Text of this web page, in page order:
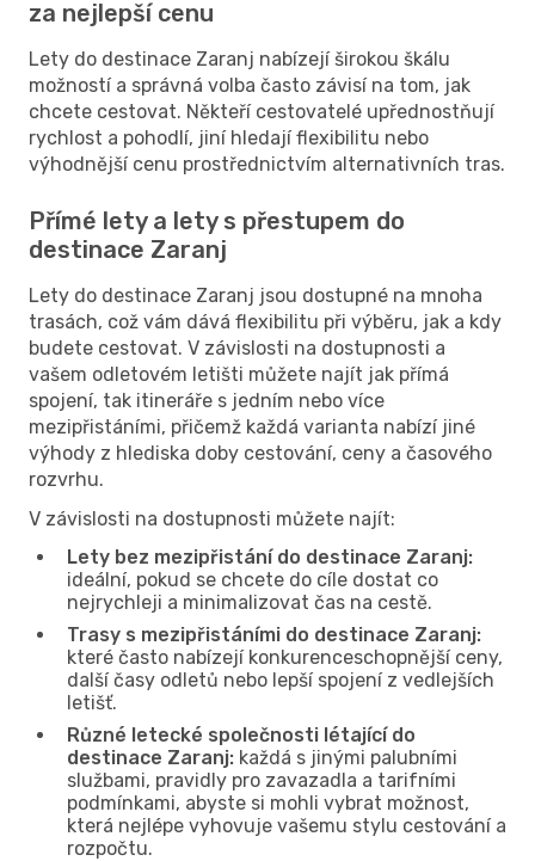
za nejlepší cenu
Lety do destinace Zaranj nabízejí širokou škálu
možností a správná volba často závisí na tom, jak
chcete cestovat. Někteří cestovatelé upřednostňují
rychlost a pohodlí, jiní hledají flexibilitu nebo
výhodnější cenu prostřednictvím alternativních tras.
Přímé lety a lety s přestupem do
destinace Zaranj
Lety do destinace Zaranj jsou dostupné na mnoha
trasách, což vám dává flexibilitu při výběru, jak a kdy
budete cestovat. V závislosti na dostupnosti a
vašem odletovém letišti můžete najít jak přímá
spojení, tak itineráře s jedním nebo více
mezipřistáními, přičemž každá varianta nabízí jiné
výhody z hlediska doby cestování, ceny a časového
rozvrhu.
V závislosti na dostupnosti můžete najít:
Lety bez mezipřistání do destinace Zaranj:
ideální, pokud se chcete do cíle dostat co
nejrychleji a minimalizovat čas na cestě.
Trasy s mezipřistáními do destinace Zaranj:
které často nabízejí konkurenceschopnější ceny,
další časy odletů nebo lepší spojení z vedlejších
letišť.
Různé letecké společnosti létající do
destinace Zaranj: každá s jinými palubními
službami, pravidly pro zavazadla a tarifními
podmínkami, abyste si mohli vybrat možnost,
která nejlépe vyhovuje vašemu stylu cestování a
rozpočtu.